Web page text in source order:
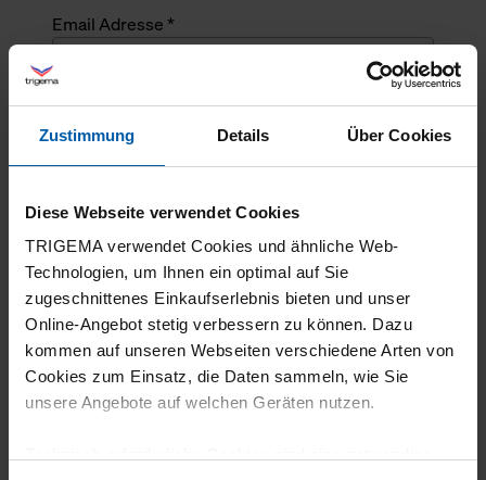
Zustimmung Details Über Cookies
Diese Webseite verwendet Cookies
TRIGEMA verwendet Cookies und ähnliche Web-
Technologien, um Ihnen ein optimal auf Sie
zugeschnittenes Einkaufserlebnis bieten und unser
Online-Angebot stetig verbessern zu können. Dazu
kommen auf unseren Webseiten verschiedene Arten von
Cookies zum Einsatz, die Daten sammeln, wie Sie
unsere Angebote auf welchen Geräten nutzen.
Email Adresse *
Angefragte Menge *
Mehrzeiliger Text